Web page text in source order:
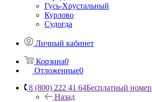
Гусь-Хрустальный
Курлово
Судогда
Личный кабинет
Корзина0
Отложенные0
8 (800) 222 41 64Бесплатный номер
Назад